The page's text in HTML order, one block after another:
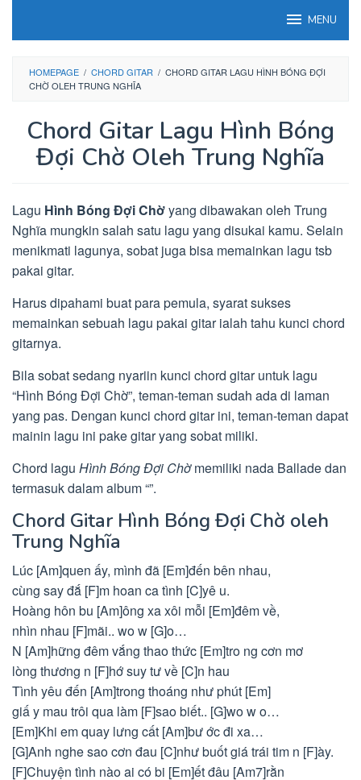
MENU
HOMEPAGE / CHORD GITAR / CHORD GITAR LAGU HÌNH BÓNG ĐỢI
CHỜ OLEH TRUNG NGHĨA
Chord Gitar Lagu Hình Bóng
Đợi Chờ Oleh Trung Nghĩa
Lagu Hình Bóng Đợi Chờyang dibawakan oleh Trung
Nghĩa mungkin salah satu lagu yang disukai kamu. Selain
menikmati lagunya, sobat juga bisa memainkan lagu tsb
pakai gitar.
Harus dipahami buat para pemula, syarat sukses
memainkan sebuah lagu pakai gitar ialah tahu kunci chord
gitarnya.
Bila sobat sedang nyariin kunci chord gitar untuk lagu
“Hình Bóng Đợi Chờ”, teman-teman sudah ada di laman
yang pas. Dengan kunci chord gitar ini, teman-teman dapat
mainin lagu ini pake gitar yang sobat miliki.
Chord lagu Hình Bóng Đợi Chờmemiliki nada Ballade dan
termasuk dalam album “”.
Chord Gitar Hình Bóng Đợi Chờ oleh
Trung Nghĩa
Lúc [Am]quen ấy, mình đã [Em]đến bên nhau,
cùng say đắ [F]m hoan ca tình [C]yê u.
Hoàng hôn bu [Am]ông xa xôi mỗi [Em]đêm về,
nhìn nhau [F]mãi.. wo w [G]o…
N [Am]hững đêm vắng thao thức [Em]tro ng cơn mơ
lòng thương n [F]hớ suy tư về [C]n hau
Tình yêu đến [Am]trong thoáng như phút [Em]
giấ y mau trôi qua làm [F]sao biết.. [G]wo w o…
[Em]Khi em quay lưng cất [Am]bư ớc đi xa…
[G]Anh nghe sao cơn đau [C]như buốt giá trái tim n [F]ày.
[F]Chuyện tình nào ai có bi [Em]ết đâu [Am7]rằn